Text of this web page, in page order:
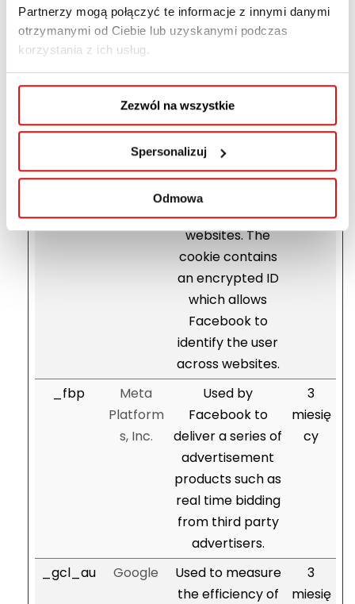
Partnerzy mogą połączyć te informacje z innymi danymi
otrzymanymi od Ciebie lub uzyskanymi podczas
korzystania z ich usług.
Zezwól na wszystkie
Spersonalizuj
Odmowa
content.
_fbc
Meta
s, Inc.
This cookie is
Facebook to
target
advertisement
based on user
behavior and
preferences
across multiple
websites. The
cookie contains
an encrypted ID
which allows
Facebook to
identify the user
across websites.
cy
_fbp
Meta
Platform
s, Inc.
Used by
Facebook to
deliver a series of
advertisement
products such as
real time bidding
from third party
advertisers.
3
miesię
cy
_gcl_au Google
Used to measure
the efficiency of
3
miesię